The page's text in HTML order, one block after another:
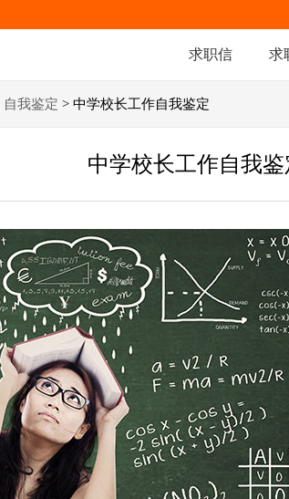
求职信 求
自我鉴定 > 中学校长工作自我鉴定
中学校长工作自我鉴